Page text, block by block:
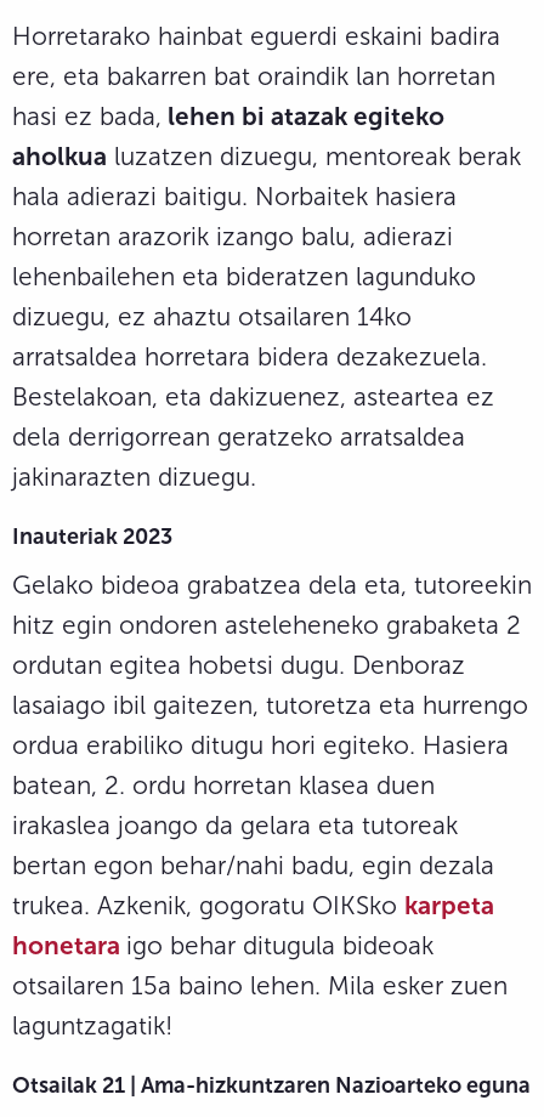
Horretarako hainbat eguerdi eskaini badira
ere, eta bakarren bat oraindik lan horretan
hasi ez bada, lehen bi atazak egiteko
aholkua luzatzen dizuegu, mentoreak berak
hala adierazi baitigu. Norbaitek hasiera
horretan arazorik izango balu, adierazi
lehenbailehen eta bideratzen lagunduko
dizuegu, ez ahaztu otsailaren 14ko
arratsaldea horretara bidera dezakezuela.
Bestelakoan, eta dakizuenez, asteartea ez
dela derrigorrean geratzeko arratsaldea
jakinarazten dizuegu.
Inauteriak 2023
Gelako bideoa grabatzea dela eta, tutoreekin
hitz egin ondoren asteleheneko grabaketa 2
ordutan egitea hobetsi dugu. Denboraz
lasaiago ibil gaitezen, tutoretza eta hurrengo
ordua erabiliko ditugu hori egiteko. Hasiera
batean, 2. ordu horretan klasea duen
irakaslea joango da gelara eta tutoreak
bertan egon behar/nahi badu, egin dezala
trukea. Azkenik, gogoratu OIKSko karpeta
honetara igo behar ditugula bideoak
otsailaren 15a baino lehen. Mila esker zuen
laguntzagatik!
Otsailak 21 | Ama-hizkuntzaren Nazioarteko eguna